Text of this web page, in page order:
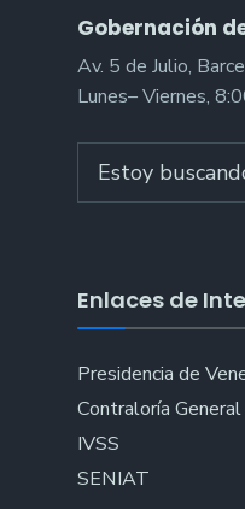
Gobernación
Av. 5 de Julio,
Lunes– Viernes,
for:
Enlaces de
Presidencia de
Contraloría
IVSS
SENIAT